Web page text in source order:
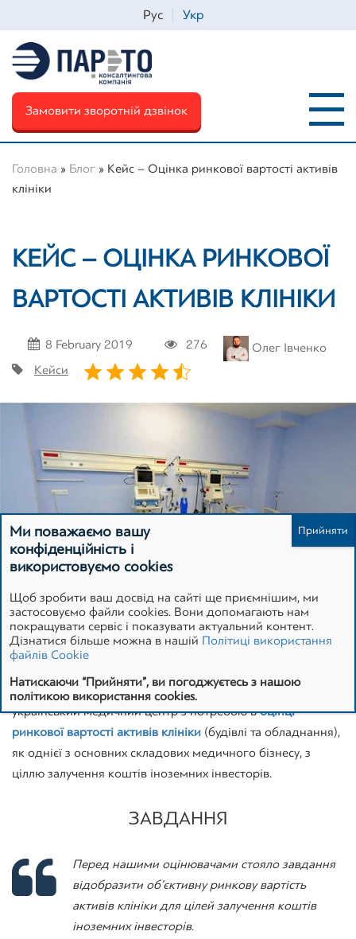
Рус Укр
Замовити зворотній дзвінок
Головна » Блог » Кейс – Оцінка ринкової вартості активів
клініки
КЕЙС – ОЦІНКА РИНКОВОЇ
ВАРТОСТІ АКТИВІВ КЛІНІКИ
Олег Івченко
8 February 2019
276
Кейси
Навесні 2018 року в нашу компанію звернувся великий
український медичний центр з потребою воцінці
ринкової вартості активів клініки (будівлі та обладнання),
як однієї з основних складових медичного бізнесу, з
ціллю залучення коштів іноземних інвесторів.
ЗАВДАННЯ
Перед нашими оцінювачами стояло завдання
відобразити об’єктивну ринкову вартість
активів клініки для цілей залучення коштів
іноземних інвесторів.
Ми поважаємо вашу
конфіденційність і
використовуємо cookies
Щоб зробити ваш досвід на сайті ще приємнішим, ми
застосовуємо файли cookies. Вони допомагають нам
покращувати сервіс і показувати актуальний контент.
Дізнатися більше можна в нашій Політиці використання
файлів Cookie
Натискаючи “Прийняти”, ви погоджуєтесь з нашою
політикою використання cookies.